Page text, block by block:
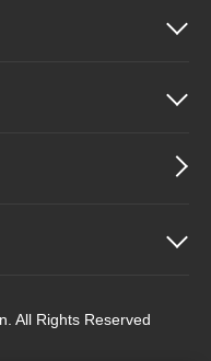
All Rights Reserved